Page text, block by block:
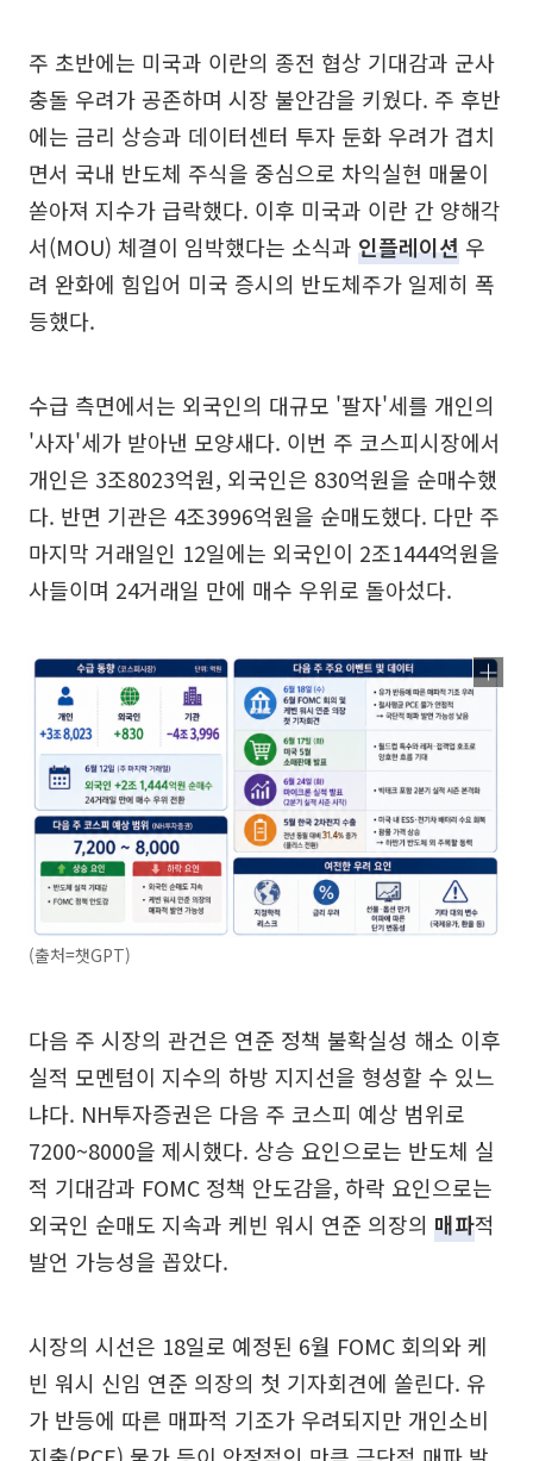
주 초반에는 미국과 이란의 종전 협상 기대감과 군사
충돌 우려가 공존하며 시장 불안감을 키웠다. 주 후반
에는 금리 상승과 데이터센터 투자 둔화 우려가 겹치
면서 국내 반도체 주식을 중심으로 차익실현 매물이
쏟아져 지수가 급락했다. 이후 미국과 이란 간 양해각
서(MOU) 체결이 임박했다는 소식과 인플레이션 우
려 완화에 힘입어 미국 증시의 반도체주가 일제히 폭
등했다.
수급 측면에서는 외국인의 대규모 '팔자'세를 개인의
'사자'세가 받아낸 모양새다. 이번 주 코스피시장에서
개인은 3조8023억원, 외국인은 830억원을 순매수했
다. 반면 기관은 4조3996억원을 순매도했다. 다만 주
마지막 거래일인 12일에는 외국인이 2조1444억원을
사들이며 24거래일 만에 매수 우위로 돌아섰다.
(출처=챗GPT)
다음 주 시장의 관건은 연준 정책 불확실성 해소 이후
실적 모멘텀이 지수의 하방 지지선을 형성할 수 있느
냐다. NH투자증권은 다음 주 코스피 예상 범위로
7200~8000을 제시했다. 상승 요인으로는 반도체 실
적 기대감과 FOMC 정책 안도감을, 하락 요인으로는
외국인 순매도 지속과 케빈 워시 연준 의장의 매파적
발언 가능성을 꼽았다.
시장의 시선은 18일로 예정된 6월 FOMC 회의와 케
빈 워시 신임 연준 의장의 첫 기자회견에 쏠린다. 유
가 반등에 따른 매파적 기조가 우려되지만 개인소비